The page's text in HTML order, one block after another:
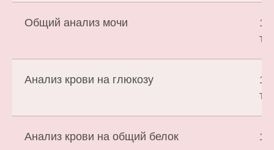
Общий анализ мочи
1
Анализ крови на глюкозу
1
Анализ крови на общий белок
1